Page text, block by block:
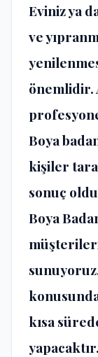
Eviniz ya
ve
önemlidir.
Boya
kişiler
sonuç
Boya
kısa